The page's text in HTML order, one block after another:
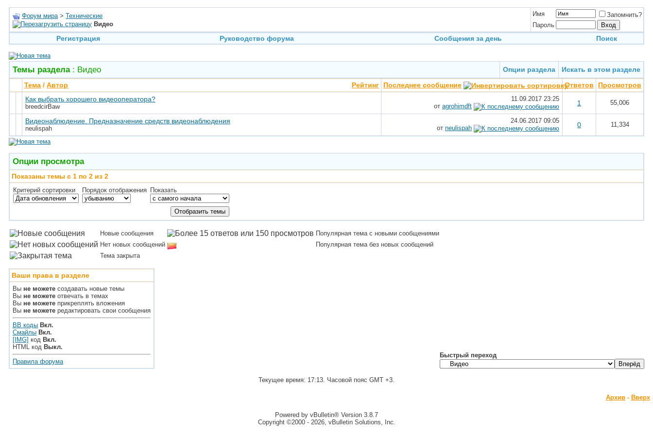
Форум мира > Технические
Видео
Имя
Запомнить?
Пароль
Регистрация Руководство форума Сообщения за день Поиск
Темы раздела: Видео Опции раздела
Искать в этом разделе
Рейтинг
Тема / Автор Последнее сообщение Ответов
Просмотров
Как выбрать хорошего видеооператора?
breedcirBaw
11.09.2017 23:25
от agrohimdft 1 55,006
Видеонаблюдение. Предназначение средств видеонаблюдения
neulispah
24.06.2017 09:05
от neulispah 0 11,334
Опции просмотра
Показаны темы с 1 по 2 из 2
Критерий сортировки Порядок отображения Показать
Новые сообщения
Популярная тема с новыми сообщениями
Нет новых сообщений
Популярная тема без новых сообщений
Тема закрыта
Ваши права в разделе
Вы не можете создавать новые темы
Вы не можете отвечать в темах
Вы не можете прикреплять вложения
Вы не можете редактировать свои сообщения
BB коды Вкл.
Смайлы Вкл.
[IMG] код Вкл.
HTML код Выкл.
Правила форума
Быстрый переход
Текущее время: 17:13. Часовой пояс GMT +3.
Архив - Вверх
Powered by vBulletin® Version 3.8.7
Copyright ©2000 - 2026, vBulletin Solutions, Inc.